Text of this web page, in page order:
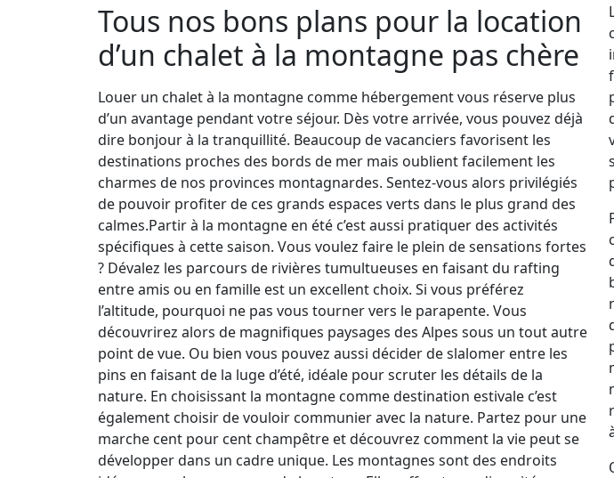
Tous nos bons plans pour la location
d’un chalet à la montagne pas chère
Louer un chalet à la montagne comme hébergement vous réserve plus
d’un avantage pendant votre séjour. Dès votre arrivée, vous pouvez déjà
dire bonjour à la tranquillité. Beaucoup de vacanciers favorisent les
destinations proches des bords de mer mais oublient facilement les
charmes de nos provinces montagnardes. Sentez-vous alors privilégiés
de pouvoir profiter de ces grands espaces verts dans le plus grand des
calmes.Partir à la montagne en été c’est aussi pratiquer des activités
spécifiques à cette saison. Vous voulez faire le plein de sensations fortes
? Dévalez les parcours de rivières tumultueuses en faisant du rafting
entre amis ou en famille est un excellent choix. Si vous préférez
l’altitude, pourquoi ne pas vous tourner vers le parapente. Vous
découvrirez alors de magnifiques paysages des Alpes sous un tout autre
point de vue. Ou bien vous pouvez aussi décider de slalomer entre les
pins en faisant de la luge d’été, idéale pour scruter les détails de la
nature. En choisissant la montagne comme destination estivale c’est
également choisir de vouloir communier avec la nature. Partez pour une
marche cent pour cent champêtre et découvrez comment la vie peut se
développer dans un cadre unique. Les montagnes sont des endroits